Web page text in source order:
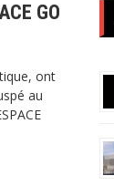
GO
ont
au